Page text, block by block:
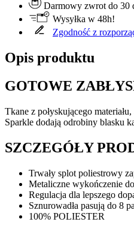
Darmowy zwrot do 30
Wysyłka w 48h!
Zgodność z
Opis produktu
GOTOWE
Tkane z połyskującego
Sparkle dodają odrobiny blasku
SZCZEGÓŁY
Trwały splot poliestrowy
Metaliczne wykończenie
Regulacja dla lepszego
Sznurowadła pasują do 8
100% POLIESTER